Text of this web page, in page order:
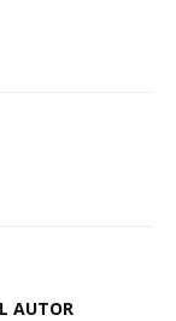
AUTOR